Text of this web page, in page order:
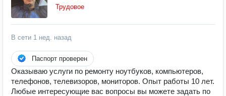
Трудовое
В сети 1 нед. назад
Паспорт проверен
Оказываю услуги по ремонту ноутбуков, компьютеров,
телефонов, телевизоров, мониторов. Опыт работы 10 лет.
Любые интересующие вас вопросы вы можете задать по